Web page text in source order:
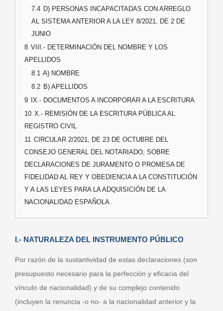
7.4 D) PERSONAS INCAPACITADAS CON ARREGLO
AL SISTEMA ANTERIOR A LA LEY 8/2021, DE 2 DE
JUNIO
8 VIII.- DETERMINACIÓN DEL NOMBRE Y LOS
APELLIDOS
8.1 A) NOMBRE
8.2 B) APELLIDOS
9
IX.- DOCUMENTOS A INCORPORAR A LA ESCRITURA
10 X.- REMISIÓN DE LA ESCRITURA PÚBLICA AL
REGISTRO CIVIL
11 CIRCULAR 2/2021, DE 23 DE OCTUBRE DEL
CONSEJO GENERAL DEL NOTARIADO, SOBRE
DECLARACIONES DE JURAMENTO O PROMESA DE
FIDELIDAD AL REY Y OBEDIENCIA A LA CONSTITUCIÓN
Y A LAS LEYES PARA LA ADQUISICIÓN DE LA
NACIONALIDAD ESPAÑOLA.
I.- NATURALEZA DEL INSTRUMENTO PÚBLICO
Por razón de la sustantividad de estas declaraciones (son
presupuesto necesario para la perfección y eficacia del
vínculo de nacionalidad) y de su complejo contenido
(incluyen la renuncia -o no- a la nacionalidad anterior y la